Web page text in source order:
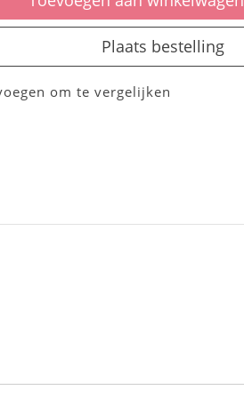
Plaats bestelling
om te vergelijken